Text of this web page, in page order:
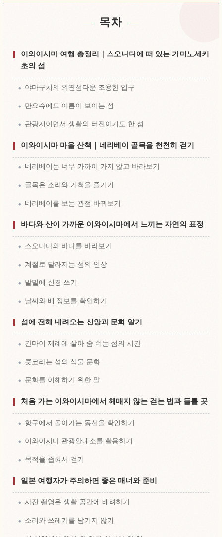
숙소 찾기
체험 찾기↗
목차
이와이시마 여행 총정리｜스오나다에 떠 있는 가미노세키
초의 섬
야마구치의 외딴섬다운 조용한 입구
만요슈에도 이름이 보이는 섬
관광지이면서 생활의 터전이기도 한 섬
이와이시마 마을 산책｜네리베이 골목을 천천히 걷기
네리베이는 너무 가까이 가지 않고 바라보기
골목은 소리와 기척을 즐기기
네리베이를 보는 관점 바꿔보기
바다와 산이 가까운 이와이시마에서 느끼는 자연의 표정
스오나다의 바다를 바라보기
계절로 달라지는 섬의 인상
발밑에 신경 쓰기
날씨와 배 정보를 확인하기
섬에 전해 내려오는 신앙과 문화 알기
간마이 제례에 살아 숨 쉬는 섬의 시간
콧코라는 섬의 식물 문화
문화를 이해하기 위한 말
처음 가는 이와이시마에서 헤매지 않는 걷는 법과 들를 곳
항구에서 돌아가는 동선을 확인하기
이와이시마 관광안내소를 활용하기
목적을 좁혀서 걷기
일본 여행자가 주의하면 좋은 매너와 준비
사진 촬영은 생활 공간에 배려하기
소리와 쓰레기를 남기지 않기